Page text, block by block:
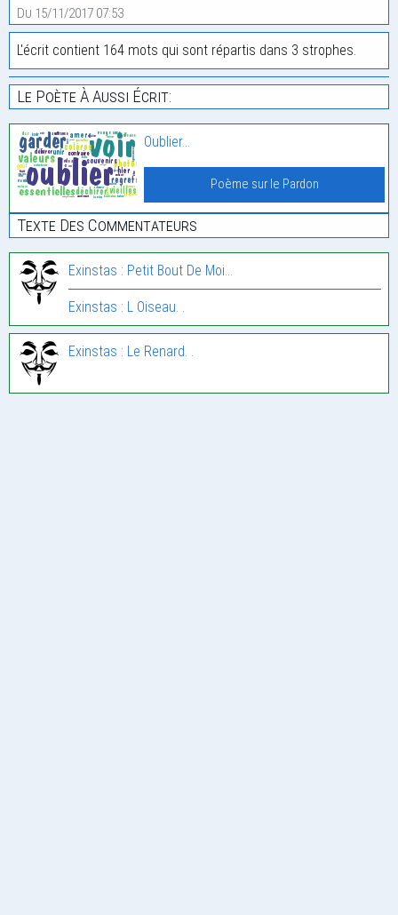
Du 15/11/2017 07:53
L'écrit contient 164 mots qui sont répartis dans 3 strophes.
Le Poète À Aussi Écrit:
Oublier…
Poème sur le Pardon
Texte Des Commentateurs
Exinstas : Petit Bout De Moi…
Exinstas : L Oiseau. .
Exinstas : Le Renard. .